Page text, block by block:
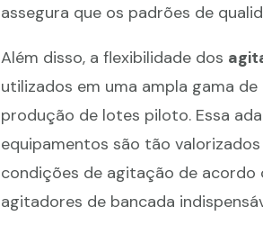
assegura que os padrões de
Além disso, a flexibilidade dos
utilizados em uma ampla gama
produção de lotes piloto. Essa
equipamentos são tão
condições de agitação de acordo
agitadores de bancada